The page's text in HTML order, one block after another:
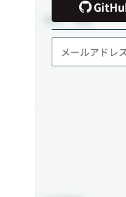
休日・休暇